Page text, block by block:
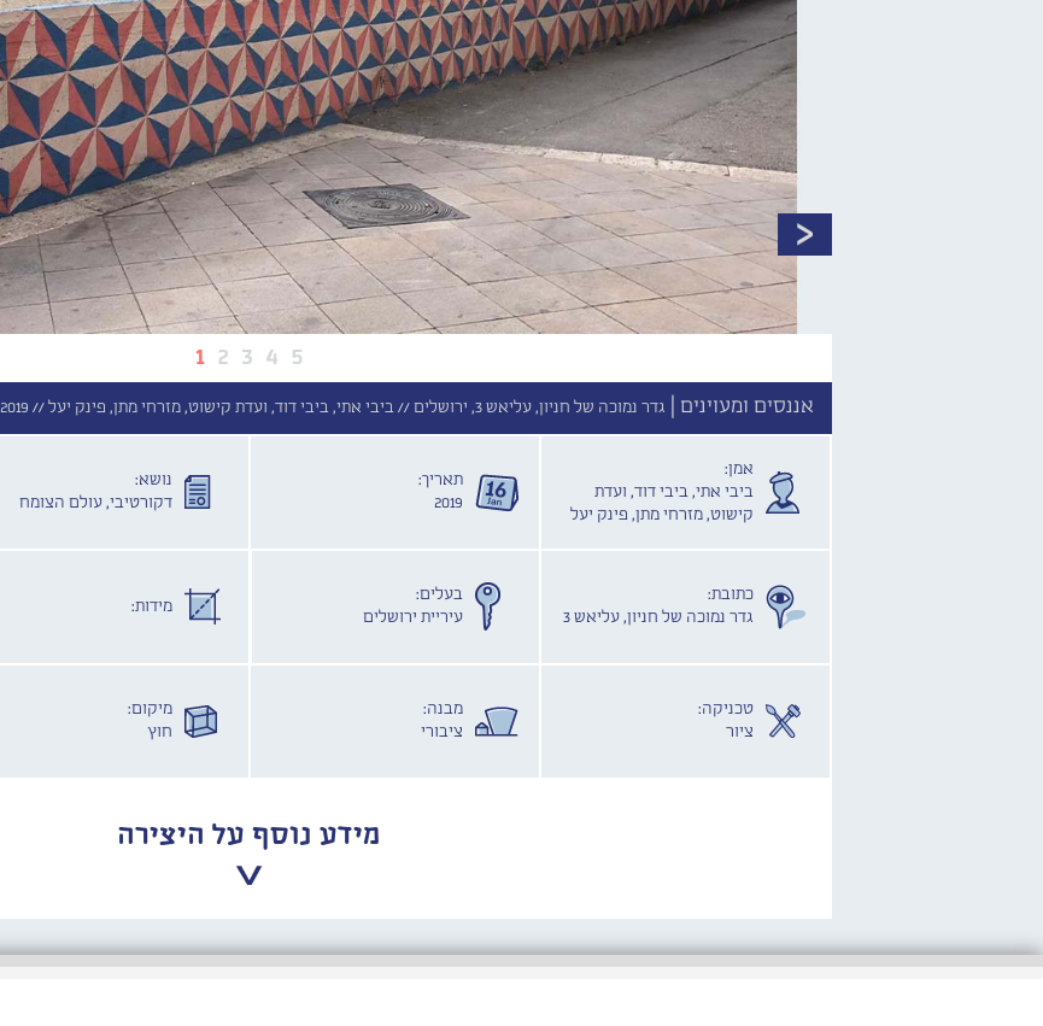
1 2 3 4 5
אננסים ומעוינים | גדר נמוכה של חניון, עליאש 3, ירושלים // ביבי אתי, ביבי דוד, ועדת קישוט, מזרחי מתן, פינק יעל // 2019
אמן:
ביבי אתי, ביבי דוד, ועדת
קישוט, מזרחי מתן, פינק יעל
תאריך:
2019
נושא:
דקורטיבי, עולם הצומח
כתובת:
גדר נמוכה של חניון, עליאש 3
בעלים:
עיריית ירושלים
מידות:
טכניקה:
ציור
מבנה:
ציבורי
מיקום:
חוץ
מידע נוסף על היצירה